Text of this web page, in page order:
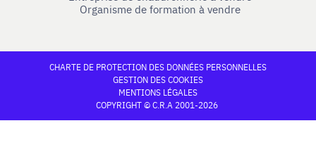
Organisme de formation à vendre
CHARTE DE PROTECTION DES DONNÉES PERSONNELLES
GESTION DES COOKIES
MENTIONS LÉGALES
COPYRIGHT © C.R.A 2001-2026